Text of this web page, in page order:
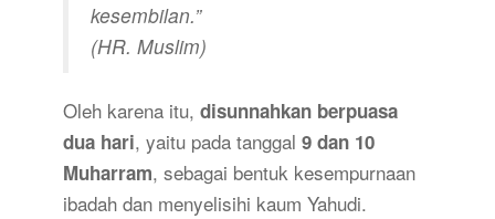
kesembilan.”
(HR. Muslim)
Oleh karena itu, disunnahkan berpuasa
dua hari, yaitu pada tanggal 9 dan 10
Muharram, sebagai bentuk kesempurnaan
ibadah dan menyelisihi kaum Yahudi.